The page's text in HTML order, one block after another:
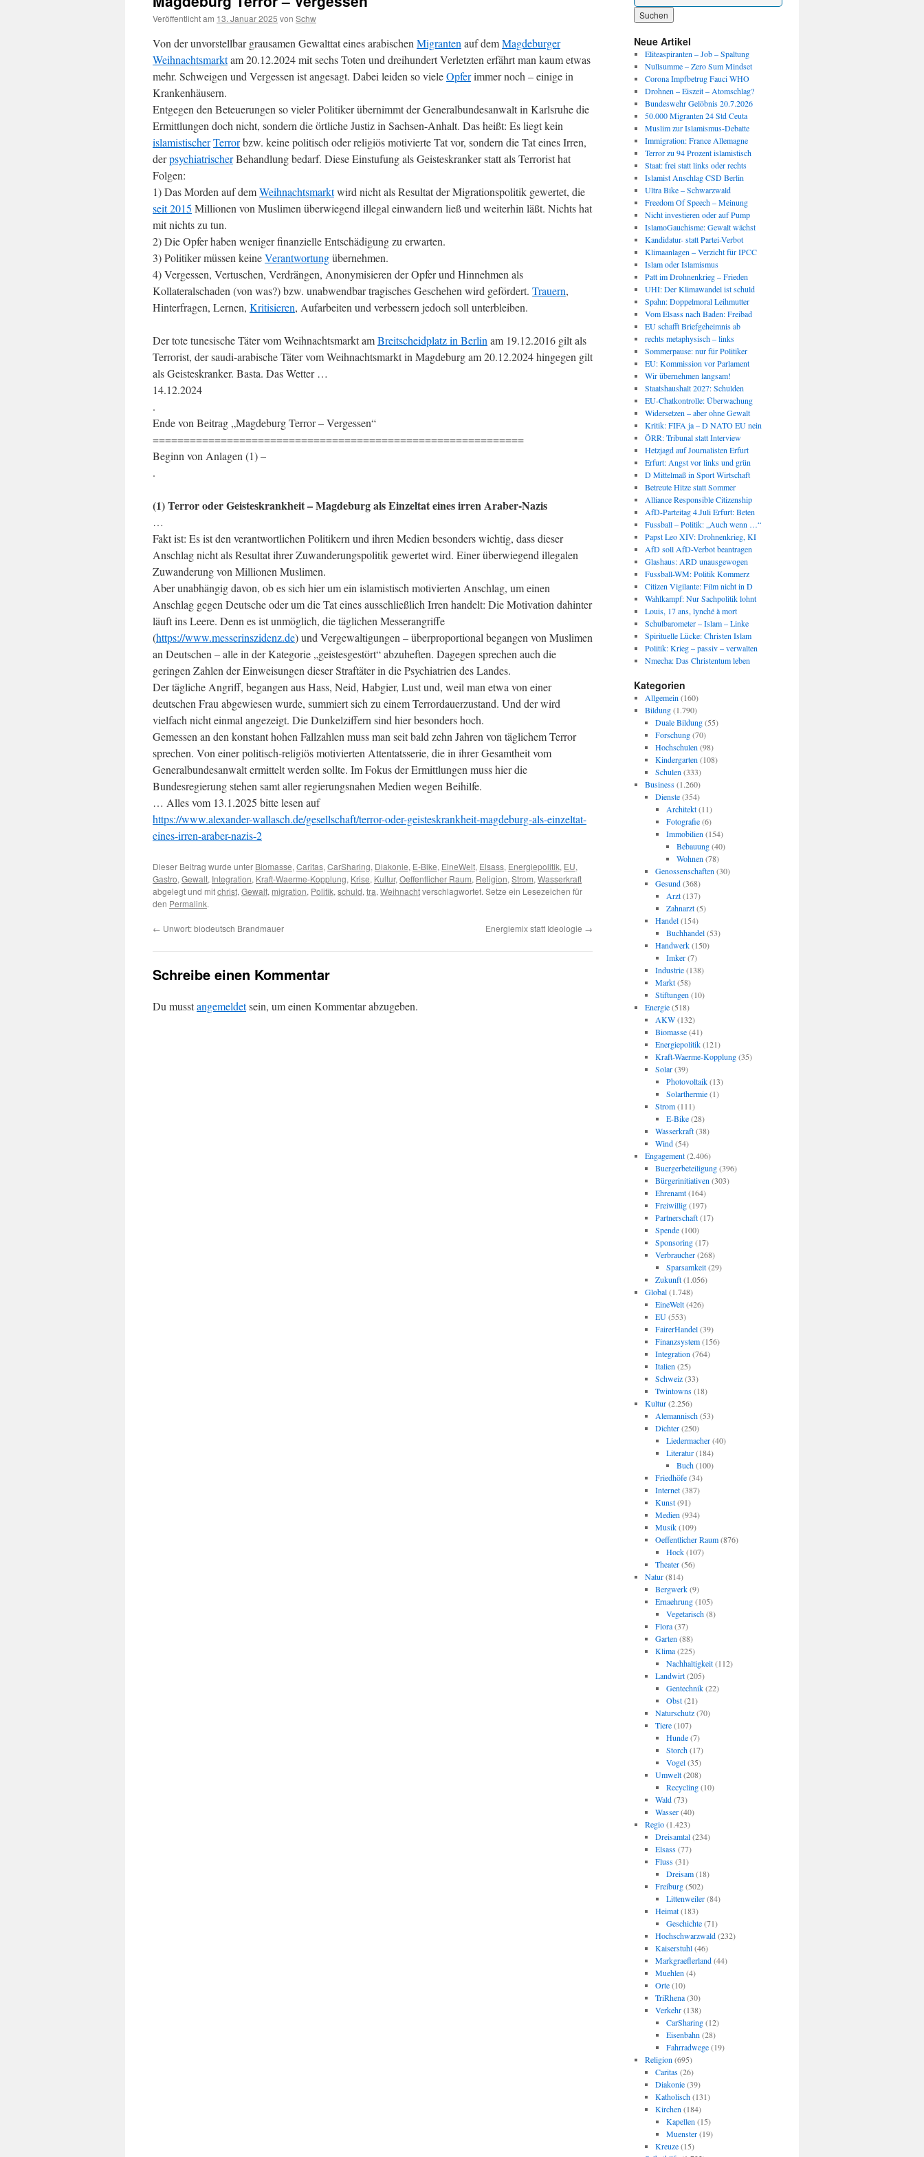
Veröffentlicht am 13. Januar 2025 von Schw
Von der unvorstellbar grausamen Gewalttat eines arabischen Migranten auf demMagdeburger
Weihnachtsmarktam 20.12.2024 mit sechs Toten und dreihundert Verletzten erfährt man kaum etwas
mehr. Schweigen und Vergessen ist angesagt. Dabei leiden so vieleOpferimmer noch – einige in
Krankenhäusern.
Entgegen den Beteuerungen so vieler Politiker übernimmt der Generalbundesanwalt in Karlsruhe die
Ermittlungen doch nicht, sondern die örtliche Justiz in Sachsen-Anhalt. Das heißt: Es liegt kein
islamistischerTerrorbzw. keine politisch oder religiös motivierte Tat vor, sondern die Tat eines Irren,
derpsychiatrischerBehandlung bedarf. Diese Einstufung als Geisteskranker statt als Terrorist hat
Folgen:
1) Das Morden auf demWeihnachtsmarktwird nicht als Resultat der Migrationspolitik gewertet, die
seit 2015 Millionen von Muslimen überwiegend illegal einwandern ließ und weiterhin läßt. Nichts hat
mit nichts zu tun.
2) Die Opfer haben weniger finanzielle Entschädigung zu erwarten.
3) Politiker müssen keineVerantwortungübernehmen.
4) Vergessen, Vertuschen, Verdrängen, Anonymisieren der Opfer und Hinnehmen als
Kollateralschaden (von was?) bzw. unabwendbar tragisches Geschehen wird gefördert. Trauern,
Hinterfragen, Lernen, Kritisieren, Aufarbeiten und verbessern jedoch soll unterbleiben.
Der tote tunesische Täter vom Weihnachtsmarkt amBreitscheidplatz in Berlin am 19.12.2016 gilt als
Terrorist, der saudi-arabische Täter vom Weihnachtsmarkt in Magdeburg am 20.12.2024 hingegen gilt
als Geisteskranker. Basta. Das Wetter …
14.12.2024
.
Ende von Beitrag „Magdeburg Terror – Vergessen“
============================================================
Beginn von Anlagen (1) –
.
(1) Terror oder Geisteskrankheit – Magdeburg als Einzeltat eines irren Araber-Nazis
…
Fakt ist: Es ist den verantwortlichen Politikern und ihren Medien besonders wichtig, dass dieser
Anschlag nicht als Resultat ihrer Zuwanderungspolitik gewertet wird. Einer überwiegend illegalen
Zuwanderung von Millionen Muslimen.
Aber unabhängig davon, ob es sich hier um ein islamistisch motivierten Anschlag, um einen
Anschlag gegen Deutsche oder um die Tat eines ausschließlich Irren handelt: Die Motivation dahinter
läuft ins Leere. Denn es ist unmöglich, die täglichen Messerangriffe
(https://www.messerinszidenz.de) und Vergewaltigungen – überproportional begangen von Muslimen
an Deutschen – alle in der Kategorie „geistesgestört“ abzuheften. Dagegen sprechen auch die
geringen Zahlen der Einweisungen dieser Straftäter in die Psychiatrien des Landes.
Der tägliche Angriff, begangen aus Hass, Neid, Habgier, Lust und, weil man etwa von einer
deutschen Frau abgewiesen wurde, summiert sich zu einem Terrordauerzustand. Und der wird
vielfach nicht einmal angezeigt. Die Dunkelziffern sind hier besonders hoch.
Gemessen an den konstant hohen Fallzahlen muss man seit bald zehn Jahren von täglichem Terror
sprechen. Von einer politisch-religiös motivierten Attentatsserie, die in ihrer Gesamtheit vom
Generalbundesanwalt ermittelt werden sollte. Im Fokus der Ermittlungen muss hier die
Bundesregierung stehen samt aller regierungsnahen Medien wegen Beihilfe.
… Alles vom 13.1.2025 bitte lesen auf
https://www.alexander-wallasch.de/gesellschaft/terror-oder-geisteskrankheit-magdeburg-als-einzeltat-
eines-irren-araber-nazis-2
Dieser Beitrag wurde unter Biomasse, Caritas, CarSharing, Diakonie, E-Bike, EineWelt, Elsass, Energiepolitik, EU,
Gastro, Gewalt, Integration, Kraft-Waerme-Kopplung, Krise, Kultur, Oeffentlicher Raum, Religion, Strom, Wasserkraft
abgelegt und mitchrist, Gewalt, migration, Politik, schuld, tra, Weihnachtverschlagwortet. Setze ein Lesezeichen für
den Permalink.
← Unwort: biodeutsch Brandmauer Energiemix statt Ideologie →
Schreibe einen Kommentar
Du musstangemeldetsein, um einen Kommentar abzugeben.
Neue Artikel
Eliteaspiranten – Job – Spaltung
Nullsumme – Zero Sum Mindset
Corona Impfbetrug Fauci WHO
Drohnen – Eiszeit – Atomschlag?
Bundeswehr Gelöbnis 20.7.2026
50.000 Migranten 24 Std Ceuta
Muslim zur Islamismus-Debatte
Immigration: France Allemagne
Terror zu 94 Prozent islamistisch
Staat: frei statt links oder rechts
Islamist Anschlag CSD Berlin
Ultra Bike – Schwarzwald
Freedom Of Speech – Meinung
Nicht investieren oder auf Pump
IslamoGauchisme: Gewalt wächst
Kandidatur- statt Partei-Verbot
Klimaanlagen – Verzicht für IPCC
Islam oder Islamismus
Patt im Drohnenkrieg – Frieden
UHI: Der Klimawandel ist schuld
Spahn: Doppelmoral Leihmutter
Vom Elsass nach Baden: Freibad
EU schafft Briefgeheimnis ab
rechts metaphysisch – links
Sommerpause: nur für Politiker
EU: Kommission vor Parlament
Wir übernehmen langsam!
Staatshaushalt 2027: Schulden
EU-Chatkontrolle: Überwachung
Widersetzen – aber ohne Gewalt
Kritik: FIFA ja – D NATO EU nein
ÖRR: Tribunal statt Interview
Hetzjagd auf Journalisten Erfurt
Erfurt: Angst vor links und grün
D Mittelmaß in Sport Wirtschaft
Betreute Hitze statt Sommer
Alliance Responsible Citizenship
AfD-Parteitag 4.Juli Erfurt: Beten
Fussball – Politik: „Auch wenn …“
Papst Leo XIV: Drohnenkrieg, KI
AfD soll AfD-Verbot beantragen
Glashaus: ARD unausgewogen
Fussball-WM: Politik Kommerz
Citizen Vigilante: Film nicht in D
Wahlkampf: Nur Sachpolitik lohnt
Louis, 17 ans, lynché à mort
Schulbarometer – Islam – Linke
Spirituelle Lücke: Christen Islam
Politik: Krieg – passiv – verwalten
Nmecha: Das Christentum leben
Kategorien
Allgemein (160)
Bildung(1.790)
Duale Bildung(55)
Forschung(70)
Hochschulen (98)
Kindergarten (108)
Schulen (333)
Business(1.260)
Dienste(354)
Architekt(11)
Fotografie(6)
Immobilien (154)
Bebauung(40)
Wohnen (78)
Genossenschaften (30)
Gesund(368)
Arzt(137)
Zahnarzt(5)
Handel(154)
Buchhandel(53)
Handwerk(150)
Imker(7)
Industrie(138)
Markt(58)
Stiftungen (10)
Energie(518)
AKW(132)
Biomasse(41)
Energiepolitik(121)
Kraft-Waerme-Kopplung(35)
Solar(39)
Photovoltaik(13)
Solarthermie(1)
Strom(111)
E-Bike(28)
Wasserkraft(38)
Wind(54)
Engagement(2.406)
Buergerbeteiligung(396)
Bürgerinitiativen (303)
Ehrenamt(164)
Freiwillig(197)
Partnerschaft(17)
Spende(100)
Sponsoring(17)
Verbraucher(268)
Sparsamkeit(29)
Zukunft(1.056)
Global(1.748)
EineWelt(426)
EU(553)
FairerHandel(39)
Finanzsystem(156)
Integration (764)
Italien (25)
Schweiz(33)
Twintowns(18)
Kultur(2.256)
Alemannisch(53)
Dichter(250)
Liedermacher(40)
Literatur(184)
Buch(100)
Friedhöfe(34)
Internet(387)
Kunst(91)
Medien (934)
Musik(109)
Oeffentlicher Raum(876)
Hock(107)
Theater(56)
Natur(814)
Bergwerk(9)
Ernaehrung(105)
Vegetarisch(8)
Flora(37)
Garten (88)
Klima(225)
Nachhaltigkeit(112)
Landwirt(205)
Gentechnik(22)
Obst(21)
Naturschutz(70)
Tiere(107)
Hunde(7)
Storch(17)
Vogel(35)
Umwelt(208)
Recycling(10)
Wald(73)
Wasser(40)
Regio(1.423)
Dreisamtal(234)
Elsass(77)
Fluss(31)
Dreisam(18)
Freiburg(502)
Littenweiler(84)
Heimat(183)
Geschichte(71)
Hochschwarzwald(232)
Kaiserstuhl(46)
Markgraeflerland(44)
Muehlen (4)
Orte(10)
TriRhena(30)
Verkehr(138)
CarSharing(12)
Eisenbahn (28)
Fahrradwege(19)
Religion (695)
Caritas(26)
Diakonie(39)
Katholisch(131)
Kirchen (184)
Kapellen (15)
Muenster(19)
Kreuze(15)